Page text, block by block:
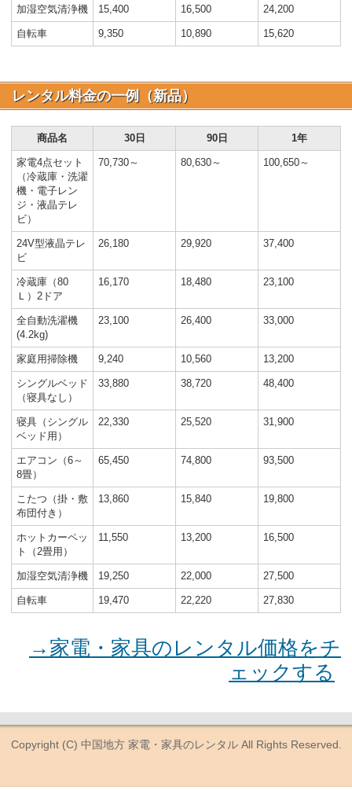
加湿空気清浄機 15,400 16,500 24,200
自転車 9,350 10,890 15,620
レンタル料金の一例（新品）
商品名 30日 90日 1年
家電4点セット
（冷蔵庫・洗濯
機・電子レン
ジ・液晶テレ
ビ）
70,730～ 80,630～ 100,650～
24V型液晶テレ
ビ
26,180 29,920 37,400
冷蔵庫（80
Ｌ）2ドア
16,170 18,480 23,100
全自動洗濯機
(4.2kg)
23,100 26,400 33,000
家庭用掃除機 9,240 10,560 13,200
シングルベッド
（寝具なし）
33,880 38,720 48,400
寝具（シングル
ベッド用）
22,330 25,520 31,900
エアコン（6～
8畳）
65,450 74,800 93,500
こたつ（掛・敷
布団付き）
13,860 15,840 19,800
ホットカーペッ
ト（2畳用）
11,550 13,200 16,500
加湿空気清浄機 19,250 22,000 27,500
自転車 19,470 22,220 27,830
→家電・家具のレンタル価格をチ
ェックする
Copyright (C) 中国地方 家電・家具のレンタルAll Rights Reserved.